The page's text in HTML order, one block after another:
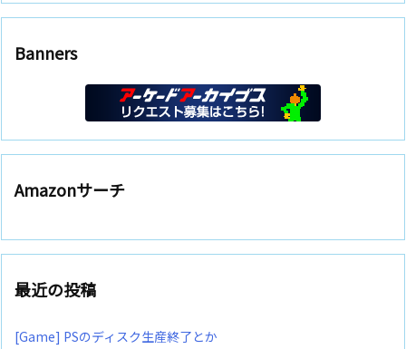
Banners
Amazonサーチ
最近の投稿
[Game] PSのディスク生産終了とか